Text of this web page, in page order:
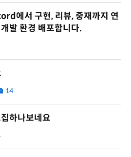
에서 구현, 리뷰, 중재까지 연
발 환경 배포합니다.
14
하나보네요